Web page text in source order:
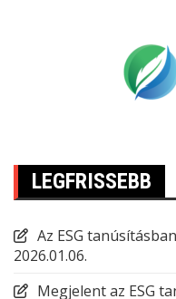
LEGFRISSEBB
Az ESG
2026.01.06.
Megjelent az ESG